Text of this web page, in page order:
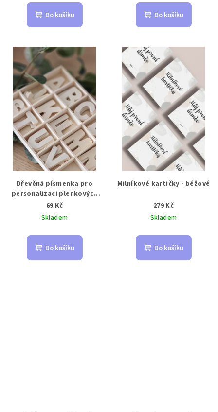
Do košíku Do košíku
Dřevěná písmenka pro
personalizaci plenkových
dortů
69 Kč
Skladem
Do košíku
Milníkové kartičky - béžové
279 Kč
Skladem
Do košíku